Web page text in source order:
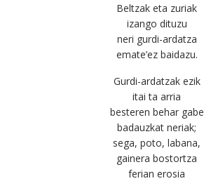
Beltzak eta zuriak
izango dituzu
neri gurdi-ardatza
emate’ez baidazu.
Gurdi-ardatzak ezik
itai ta arria
besteren behar gabe
badauzkat neriak;
sega, poto, labana,
gainera bostortza
ferian erosia